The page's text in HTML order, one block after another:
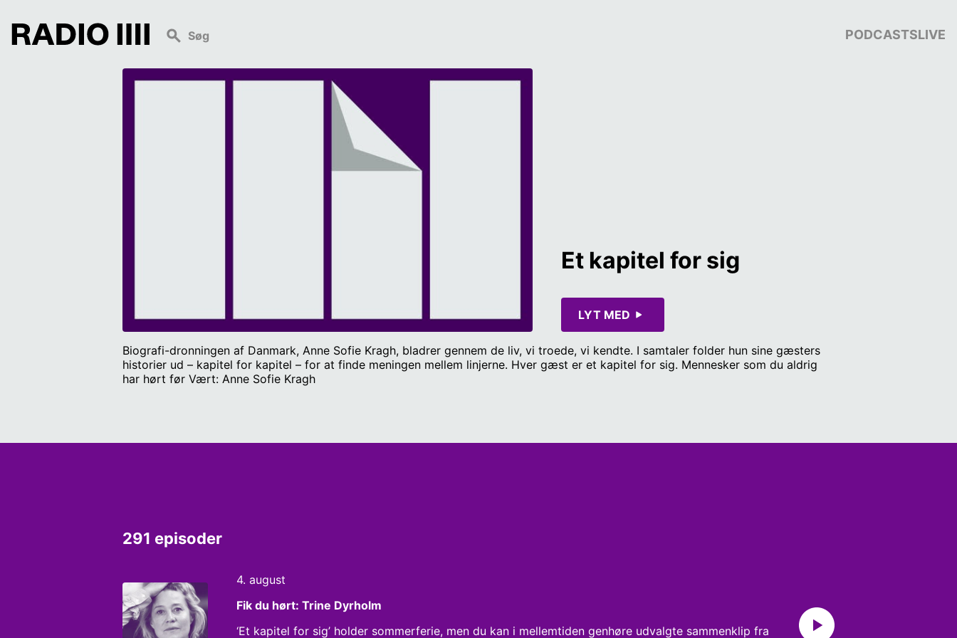
PODCASTSLIVE
Et kapitel for sig
LYT MED
Biografi-dronningen af Danmark, Anne Sofie Kragh, bladrer gennem de liv, vi troede, vi kendte. I samtaler folder hun sine gæsters
historier ud – kapitel for kapitel – for at finde meningen mellem linjerne. Hver gæst er et kapitel for sig. Mennesker som du aldrig
har hørt før Vært: Anne Sofie Kragh
291 episoder
4. august
Fik du hørt: Trine Dyrholm
‘Et kapitel for sig’ holder sommerferie, men du kan i mellemtiden genhøre udvalgte sammenklip fra